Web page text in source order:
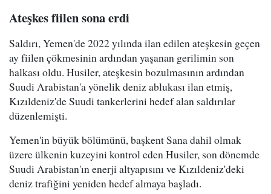
Ateşkes fiilen sona erdi
Saldırı, Yemen'de 2022 yılında ilan edilen ateşkesin geçen
ay fiilen çökmesinin ardından yaşanan gerilimin son
halkası oldu. Husiler, ateşkesin bozulmasının ardından
Suudi Arabistan'a yönelik deniz ablukası ilan etmiş,
Kızıldeniz'de Suudi tankerlerini hedef alan saldırılar
düzenlemişti.
Yemen'in büyük bölümünü, başkent Sana dahil olmak
üzere ülkenin kuzeyini kontrol eden Husiler, son dönemde
Suudi Arabistan'ın enerji altyapısını ve Kızıldeniz'deki
deniz trafiğini yeniden hedef almaya başladı.